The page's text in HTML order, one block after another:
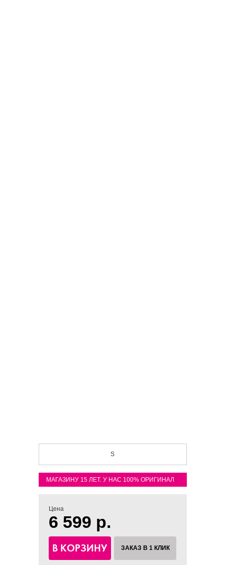
S
МАГАЗИНУ 15 ЛЕТ. У НАС 100% ОРИГИНАЛ
Цена
6 599 р.
В КОРЗИНУ ЗАКАЗ В 1 КЛИК